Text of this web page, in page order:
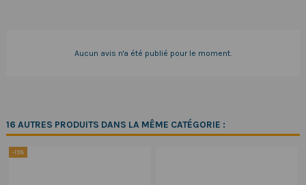
Aucun avis n'a été publié pour le moment.
16 AUTRES PRODUITS DANS LA MÊME CATÉGORIE :
-15%